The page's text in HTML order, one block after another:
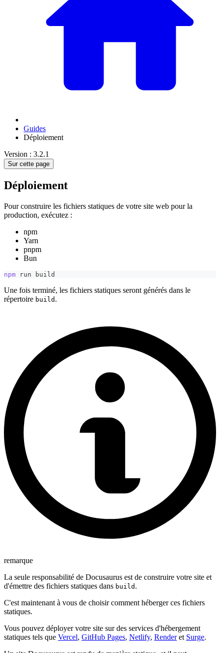
Guides
Déploiement
Version : 3.2.1
Sur cette page
Déploiement
Pour construire les fichiers statiques de votre site web pour la
production, exécutez :
npm
Yarn
pnpm
Bun
npm run build
Une fois terminé, les fichiers statiques seront générés dans le
répertoire build .
remarque
La seule responsabilité de Docusaurus est de construire votre site et
d'émettre des fichiers statiques dans build .
C'est maintenant à vous de choisir comment héberger ces fichiers
statiques.
Vous pouvez déployer votre site sur des services d'hébergement
statiques tels que Vercel, GitHub Pages, Netlify, Renderet Surge.